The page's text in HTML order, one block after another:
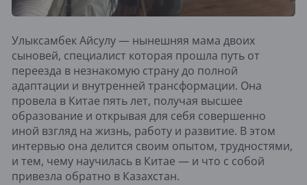
Улыксамбек Айсулу — нынешняя мама двоих
сыновей, специалист которая прошла путь от
переезда в незнакомую страну до полной
адаптации и внутренней трансформации. Она
провела в Китае пять лет, получая высшее
образование и открывая для себя совершенно
иной взгляд на жизнь, работу и развитие. В этом
интервью она делится своим опытом, трудностями,
и тем, чему научилась в Китае — и что с собой
привезла обратно в Казахстан.